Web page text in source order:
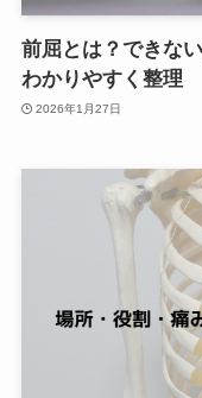
前屈とは？できな
わかりやすく整理
2026年1月27日